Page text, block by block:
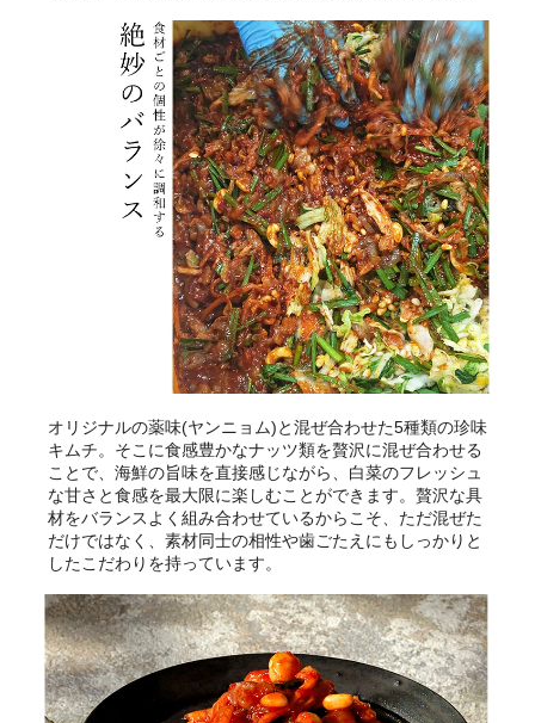
オリジナルの薬味(ヤンニョム)と混ぜ合わせた5種類の珍味
キムチ。そこに食感豊かなナッツ類を贅沢に混ぜ合わせる
ことで、海鮮の旨味を直接感じながら、白菜のフレッシュ
な甘さと食感を最大限に楽しむことができます。贅沢な具
材をバランスよく組み合わせているからこそ、ただ混ぜた
だけではなく、素材同士の相性や歯ごたえにもしっかりと
したこだわりを持っています。